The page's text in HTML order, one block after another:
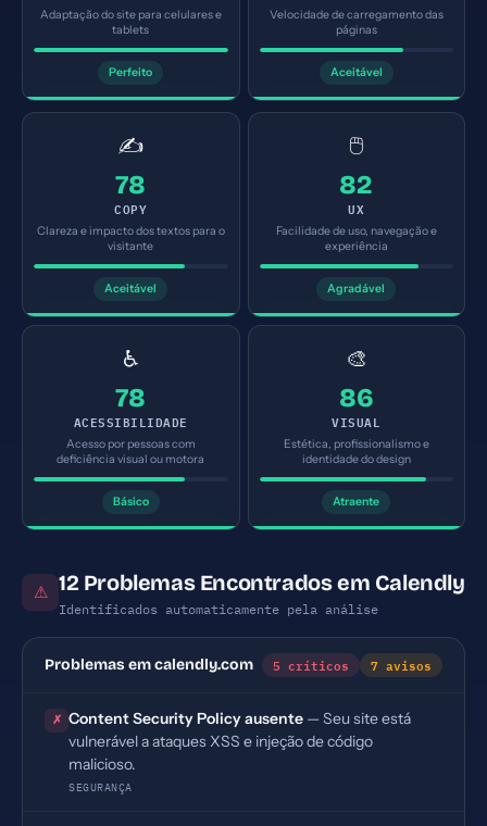
Adaptação do site para celulares e
tablets
Perfeito
Velocidade de carregamento das
páginas
Aceitável
✍️
78
COPY
Clareza e impacto dos textos para o
visitante
Aceitável
🖱️
82
UX
Facilidade de uso, navegação e
experiência
Agradável
♿
78
ACESSIBILIDADE
Acesso por pessoas com
deficiência visual ou motora
Básico
🎨
86
VISUAL
Estética, profissionalismo e
identidade do design
Atraente
⚠ 12 Problemas Encontrados em Calendly
Identificados automaticamente pela análise
Problemas em calendly.com 5 críticos 7 avisos
✗ Content Security Policy ausente — Seu site está
vulnerável a ataques XSS e injeção de código
malicioso.
SEGURANÇA